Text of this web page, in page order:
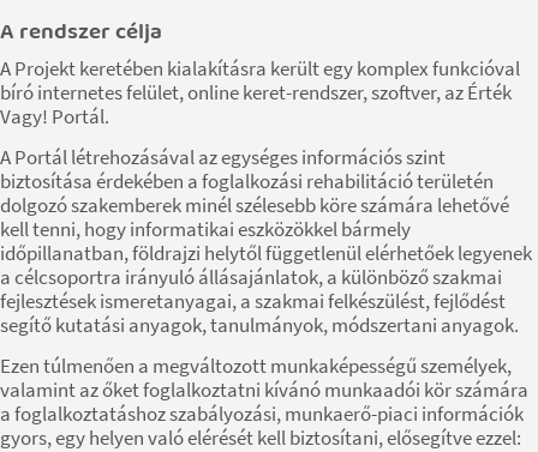
A rendszer célja
A Projekt keretében kialakításra került egy komplex funkcióval
bíró internetes felület, online keret-rendszer, szoftver, az Érték
Vagy! Portál.
A Portál létrehozásával az egységes információs szint
biztosítása érdekében a foglalkozási rehabilitáció területén
dolgozó szakemberek minél szélesebb köre számára lehetővé
kell tenni, hogy informatikai eszközökkel bármely
időpillanatban, földrajzi helytől függetlenül elérhetőek legyenek
a célcsoportra irányuló állásajánlatok, a különböző szakmai
fejlesztések ismeretanyagai, a szakmai felkészülést, fejlődést
segítő kutatási anyagok, tanulmányok, módszertani anyagok.
Ezen túlmenően a megváltozott munkaképességű személyek,
valamint az őket foglalkoztatni kívánó munkaadói kör számára
a foglalkoztatáshoz szabályozási, munkaerő-piaci információk
gyors, egy helyen való elérését kell biztosítani, elősegítve ezzel: